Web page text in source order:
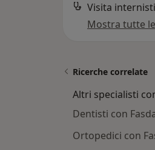
Visita
Mostra tutte
Ricerche correlate
Altri specialisti
Dentisti con
Ortopedici con